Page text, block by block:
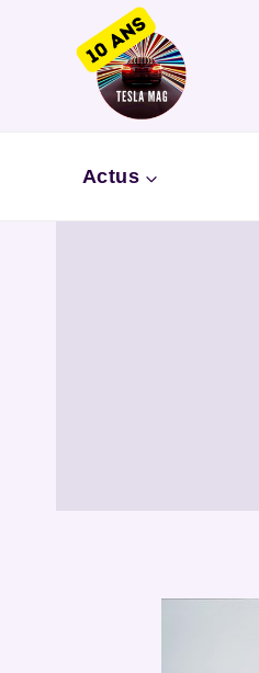
Actus